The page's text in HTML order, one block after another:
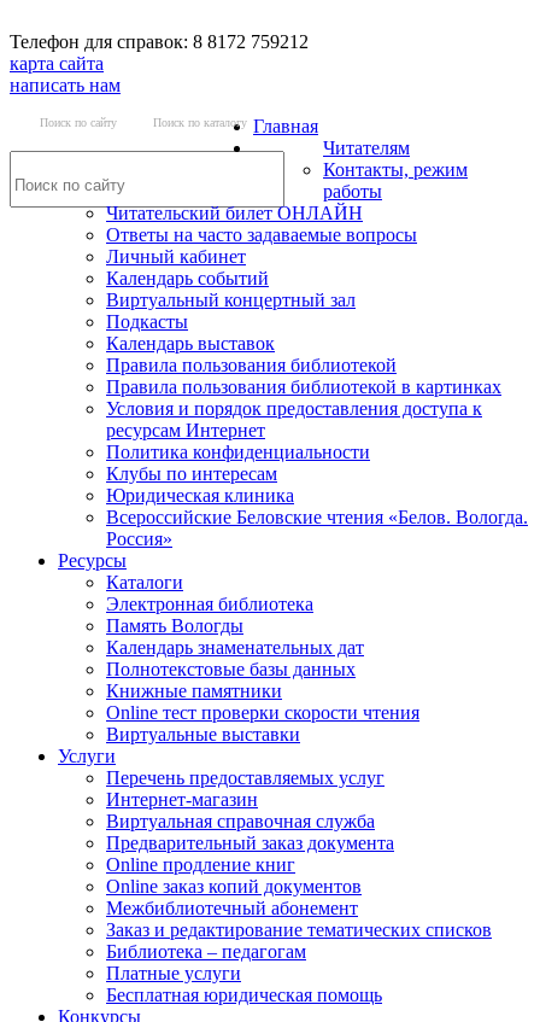
Телефон для справок: 8 8172 759212
карта сайта
написать нам
Поиск по сайту Поиск по каталогу Главная
Читателям
Контакты, режим
работы
Читательский билет ОНЛАЙН
Ответы на часто задаваемые вопросы
Личный кабинет
Календарь событий
Виртуальный концертный зал
Подкасты
Календарь выставок
Правила пользования библиотекой
Правила пользования библиотекой в картинках
Условия и порядок предоставления доступа к
ресурсам Интернет
Политика конфиденциальности
Клубы по интересам
Юридическая клиника
Всероссийские Беловские чтения «Белов. Вологда.
Россия»
Ресурсы
Каталоги
Электронная библиотека
Память Вологды
Календарь знаменательных дат
Полнотекстовые базы данных
Книжные памятники
Online тест проверки скорости чтения
Виртуальные выставки
Услуги
Перечень предоставляемых услуг
Интернет-магазин
Виртуальная справочная служба
Предварительный заказ документа
Online продление книг
Online заказ копий документов
Межбиблиотечный абонемент
Заказ и редактирование тематических списков
Библиотека – педагогам
Платные услуги
Бесплатная юридическая помощь
Конкурсы